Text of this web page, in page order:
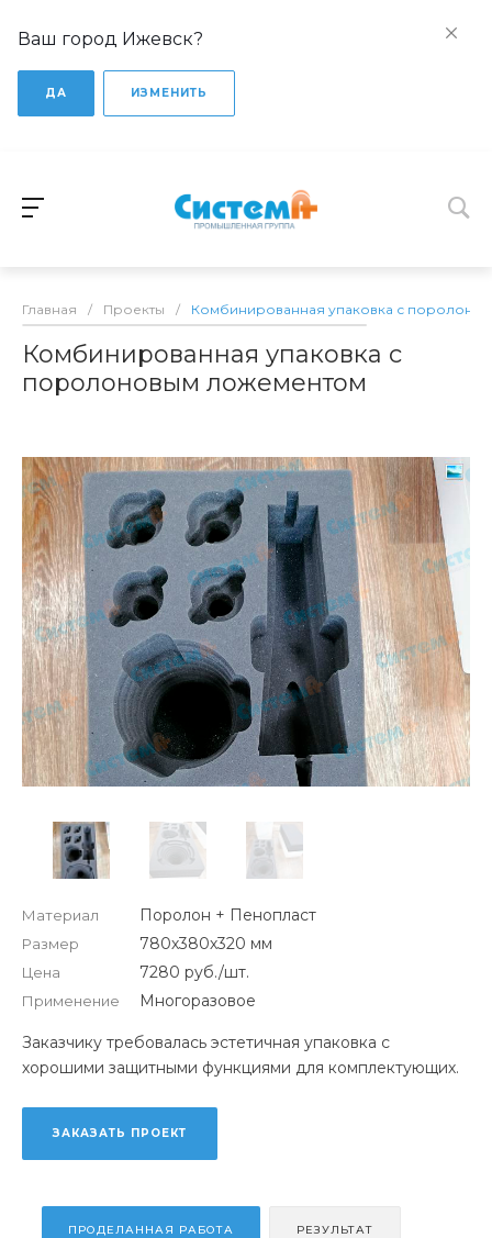
Ваш город Ижевск?
ДА ИЗМЕНИТЬ
Главная / Проекты / Комбинированная упаковка с
Комбинированная упаковка с
поролоновым ложементом
Материал
Размер
Цена
Применение
Поролон + Пенопласт
780х380х320 мм
7280 руб./шт.
Многоразовое
Заказчику требовалась эстетичная упаковка с
хорошими защитными функциями для комплектующих.
ЗАКАЗАТЬ ПРОЕКТ
ПРОДЕЛАННАЯ РАБОТА РЕЗУЛЬТАТ